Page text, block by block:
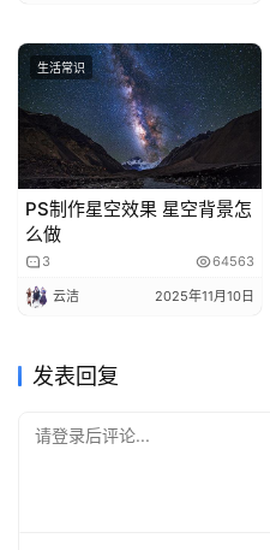
生活常识
PS制作星空效果 星空背景怎
么做
3 64563
云洁 2025年11月10日
发表回复
请登录后评论...